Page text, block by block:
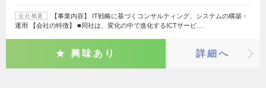
会社概要
【事業内容】 IT戦略に基づくコンサルティング、システムの構築・
運用 【会社の特徴】 ■同社は、変化の中で進化するICTサービ…
興味あり 詳細へ